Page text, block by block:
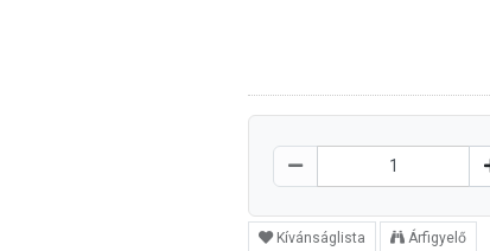
Kívánságlista Árfigyelő